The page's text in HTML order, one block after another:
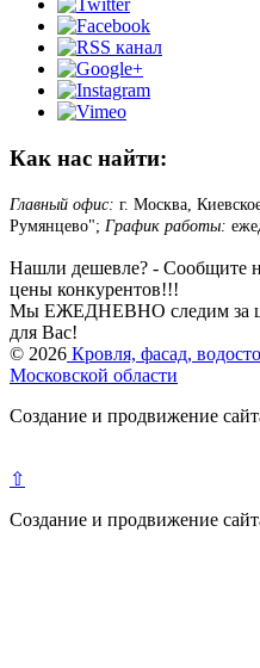
Как нас найти:
Главный офис: г. Москва,
Румянцево"; График работы:
Нашли дешевле? -
цены конкурентов!!!
Мы ЕЖЕДНЕВНО следим за
для Вас!
© 2026 Кровля, фасад,
Московской области
Создание и продвижение
⇧
Создание и продвижение